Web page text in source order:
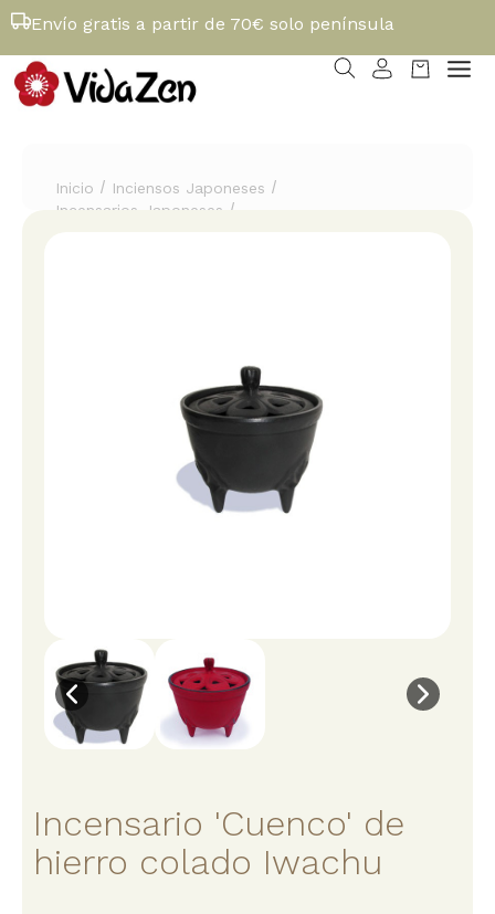
Envío gratis a partir de 70€ solo península
Inicio / Inciensos Japoneses /
Incensarios Japoneses /
Incensario 'Cuenco' de
hierro colado Iwachu